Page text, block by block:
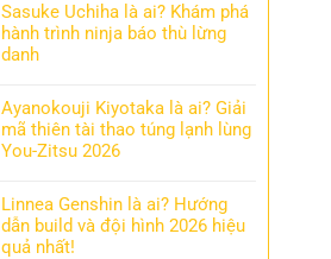
Sasuke Uchiha là ai? Khám phá
hành trình ninja báo thù lừng
danh
Ayanokouji Kiyotaka là ai? Giải
mã thiên tài thao túng lạnh lùng
You-Zitsu 2026
Linnea Genshin là ai? Hướng
dẫn build và đội hình 2026 hiệu
quả nhất!